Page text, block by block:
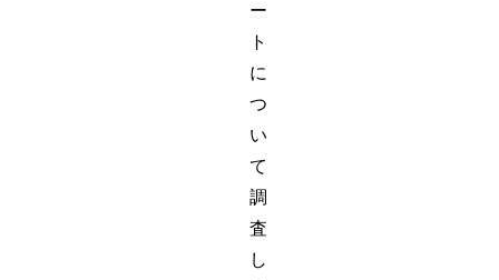
ー
ト
に
つ
い
て
調
査
し